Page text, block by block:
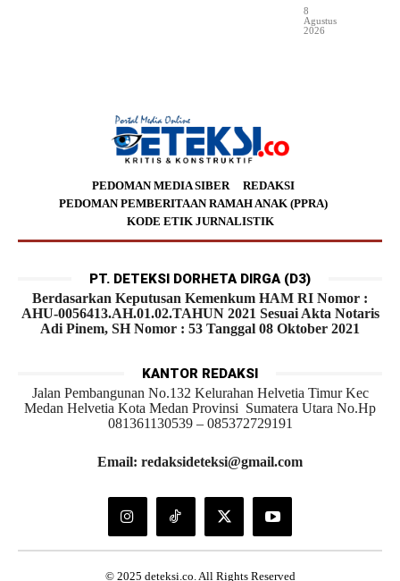
8
Agustus
2026
PEDOMAN MEDIA SIBER
REDAKSI
PEDOMAN PEMBERITAAN RAMAH ANAK (PPRA)
KODE ETIK JURNALISTIK
PT. DETEKSI DORHETA DIRGA (D3)
Berdasarkan Keputusan Kemenkum HAM RI Nomor :
AHU-0056413.AH.01.02.TAHUN 2021 Sesuai Akta Notaris
Adi Pinem, SH Nomor : 53 Tanggal 08 Oktober 2021
KANTOR REDAKSI
Jalan Pembangunan No.132 Kelurahan Helvetia Timur Kec
Medan Helvetia Kota Medan Provinsi Sumatera Utara No.Hp
081361130539 – 085372729191
Email: redaksideteksi@gmail.com
© 2025 deteksi.co. All Rights Reserved